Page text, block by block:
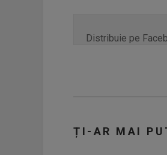
Distribuie pe
ȚI-AR MAI